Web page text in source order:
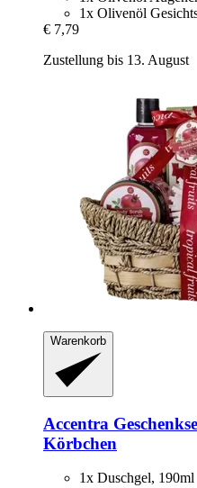
1x Olivenöl
€ 7,79
Zustellung bis 13. August
Warenkorb
Accentra
Körbchen
1x Duschgel, 190ml